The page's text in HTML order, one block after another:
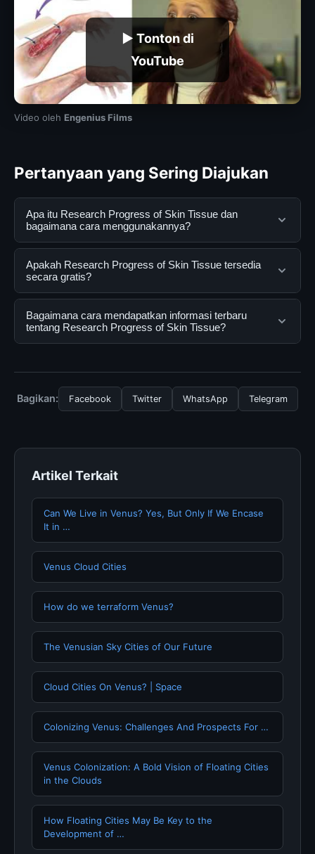
▶ Tonton di
YouTube
Video oleh Engenius Films
Pertanyaan yang Sering Diajukan
Apa itu Research Progress of Skin Tissue dan
bagaimana cara menggunakannya?
Research Progress of Skin Tissue adalah layanan digital
yang dirancang untuk membantu pengguna
mendapatkan informasi lengkap dan terpercaya. Anda
dapat menggunakannya dengan mengunjungi situs
resmi dan mengikuti panduan yang tersedia.
Apakah Research Progress of Skin Tissue tersedia
secara gratis?
Ya, Research Progress of Skin Tissue dapat diakses
secara gratis oleh semua pengguna. Tidak ada biaya
tersembunyi atau langganan yang diperlukan untuk
Bagaimana cara mendapatkan informasi terbaru
tentang Research Progress of Skin Tissue?
mengunjungi halaman resmi kami secara berkala. Kami
selalu memperbarui konten dengan informasi terkini dan
Bagikan: Facebook Twitter WhatsApp Telegram
Artikel Terkait
Can We Live in Venus? Yes, But Only If We Encase
It in …
Venus Cloud Cities
How do we terraform Venus?
The Venusian Sky Cities of Our Future
Cloud Cities On Venus? | Space
Colonizing Venus: Challenges And Prospects For …
Venus Colonization: A Bold Vision of Floating Cities
in the Clouds
How Floating Cities May Be Key to the
Development of …